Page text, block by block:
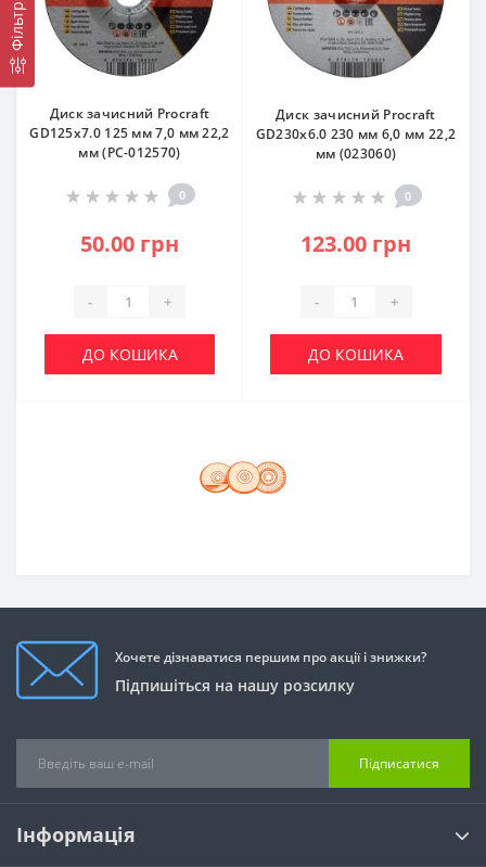
Фільтр
Диск зачисний Procraft
GD125x7.0 125 мм 7,0 мм 22,2
мм (PC-012570)
0
50.00 грн
- +
ДО КОШИКА
Диск зачисний Procraft
GD230x6.0 230 мм 6,0 мм 22,2
мм (023060)
0
123.00 грн
- +
ДО КОШИКА
Хочете дізнаватися першим про акції і знижки?
Підпишіться на нашу розсилку
Підписатися
Інформація